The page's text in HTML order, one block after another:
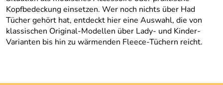
Kopfbedeckung einsetzen. Wer noch nichts über Had
Tücher gehört hat, entdeckt hier eine Auswahl, die von
klassischen Original-Modellen über Lady- und Kinder-
Varianten bis hin zu wärmenden Fleece-Tüchern reicht.